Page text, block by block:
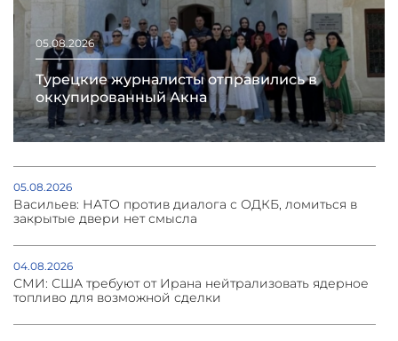
05.08.2026
Турецкие журналисты отправились в
оккупированный Акна
05.08.2026
Васильев: НАТО против диалога с ОДКБ, ломиться в
закрытые двери нет смысла
04.08.2026
СМИ: США требуют от Ирана нейтрализовать ядерное
топливо для возможной сделки